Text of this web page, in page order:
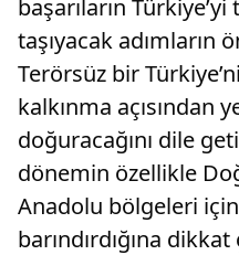
başarıların
taşıyacak adımların
Terörsüz bir
kalkınma açısından
doğuracağını dile
dönemin özellikle
Anadolu bölgeleri
barındırdığına